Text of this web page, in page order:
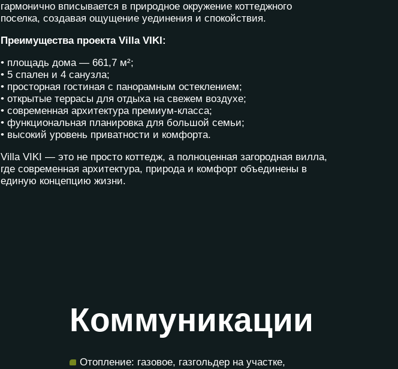
гармонично вписывается в природное окружение коттеджного
поселка, создавая ощущение уединения и спокойствия.
Преимущества проекта Villa VIKI:
• площадь дома — 661,7 м²;
• 5 спален и 4 санузла;
• просторная гостиная с панорамным остеклением;
• открытые террасы для отдыха на свежем воздухе;
• современная архитектура премиум-класса;
• функциональная планировка для большой семьи;
• высокий уровень приватности и комфорта.
Villa VIKI — это не просто коттедж, а полноценная загородная вилла,
где современная архитектура, природа и комфорт объединены в
единую концепцию жизни.
Коммуникации
Отопление: газовое, газгольдер на участке,